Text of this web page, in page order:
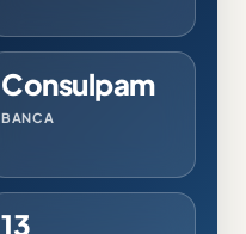
Consulpam
BANCA
13